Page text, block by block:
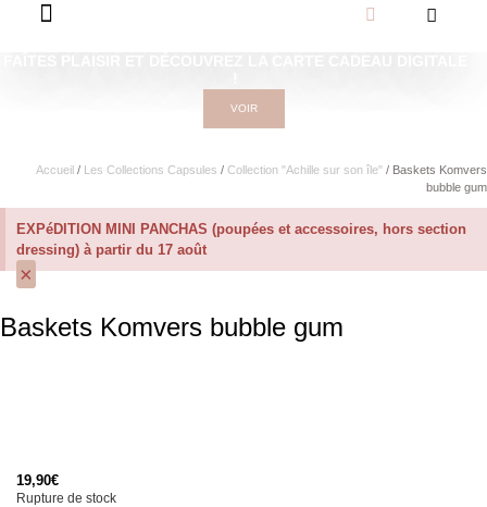
VOIR
Accueil / Les Collections Capsules / Collection "Achille sur son île" / Baskets Komvers
bubble gum
EXPéDITION MINI PANCHAS (poupées et accessoires, hors section
dressing) à partir du 17 août
×
Baskets Komvers bubble gum
19,90€
Rupture de stock